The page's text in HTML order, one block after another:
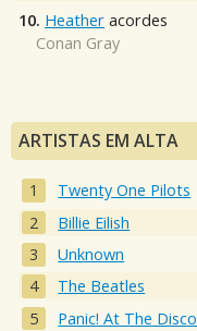
10. Heather acordes
Conan Gray
ARTISTAS EM ALTA
Twenty One Pilots
Billie Eilish
Unknown
The Beatles
Panic! At The Disco